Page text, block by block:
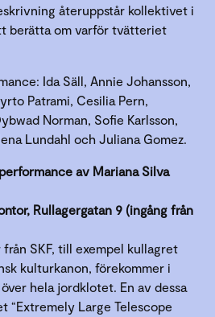
återuppstår kollektivet i
berätta om varför tvätteriet
Ida Säll, Annie Johansson,
Patrami, Cesilia Pern,
Norman, Sofie Karlsson,
Lundahl och Juliana Gomez.
av Mariana Silva
Rullagergatan 9 (ingång från
från SKF, till exempel kullagret
kulturkanon, förekommer i
hela jordklotet. En av dessa
“Extremely Large Telescope